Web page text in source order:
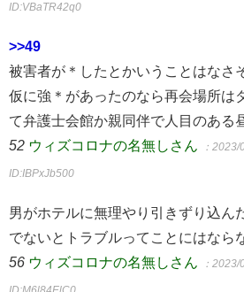
ID:VBaTR42q0
>>49
被害者が＊したとかいうことはなさ
仮に強＊があったのなら再会場所は
て弁護士会館か親同伴で人目のある
52 ウィズコロナの名無しさん ：
ID:IBPxJb500
男がホテルに無理やり引きずり込ん
でないとトラブルってことにはなら
56 ウィズコロナの名無しさん ：